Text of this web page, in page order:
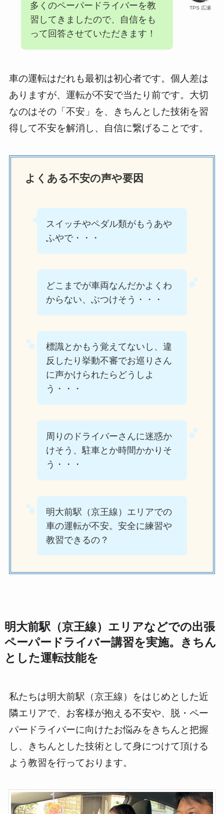
TPS 広瀬
多くのペーパードライバーを教
習してきましたので、自信をも
って回答させていただきます！
車の運転はだれも最初は初心者です。個人差は
ありますが、運転が不安で当たり前です。大切
なのはその「不安」を、きちんとした技術を習
得して不安を解消し、自信に繋げることです。
よくある不安の声や要因
スイッチやペダル類がもうあや
ふやで・・・
どこまでが車両なんだかよくわ
からない、ぶつけそう・・・
標識とかもう覚えてないし、違
反したり挙動不審でお巡りさん
に声かけられたらどうしよ
う・・・
周りのドライバーさんに迷惑か
けそう、駐車とか時間かかりそ
う・・・
明大前駅（京王線）エリアでの
車の運転が不安。安全に練習や
教習できるの？
明大前駅（京王線）エリアなどでの出張
ペーパードライバー講習を実施。きちん
とした運転技能を
私たちは明大前駅（京王線）をはじめとした近
隣エリアで、お客様が抱える不安や、脱・ペー
パードライバーに向けたお悩みをきちんと把握
し、きちんとした技術として身につけて頂ける
よう教習を行っております。